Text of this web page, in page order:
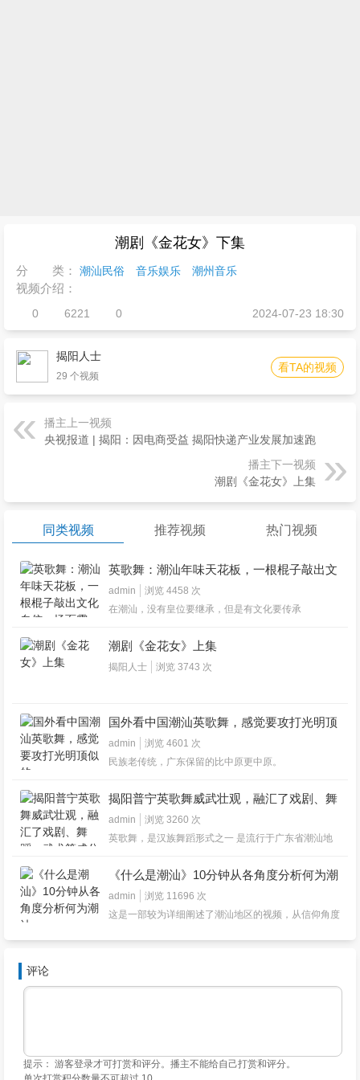
潮剧《金花女》下集
分 类： 潮汕民俗 音乐娱乐 潮州音乐
视频介绍：
0 6221 0 2024-07-23 18:30
揭阳人士
29 个视频
看TA的视频
播主上一视频
央视报道 | 揭阳：因电商受益 揭阳快递产业发展加速跑
播主下一视频
潮剧《金花女》上集
同类视频 推荐视频 热门视频
英歌舞：潮汕年味天花板，一根棍子敲出文
化自信，场面震撼！
admin
浏览 4458 次
在潮汕，没有皇位要继承，但是有文化要传承
潮剧《金花女》上集
揭阳人士 浏览 3743 次
国外看中国潮汕英歌舞，感觉要攻打光明顶
似的
admin
浏览 4601 次
民族老传统，广东保留的比中原更中原。
揭阳普宁英歌舞威武壮观，融汇了戏剧、舞
蹈、武术等成分
admin
浏览 3260 次
英歌舞，是汉族舞蹈形式之一 是流行于广东省潮汕地
一体的民间广场舞蹈。中国香港和泰国等地也流行。火
遍全球的英歌舞被群众亲切地称之为“中华战舞”或“中华
街舞”。 潮汕地区英歌舞集戏剧、舞蹈、武术于一体，
具有独特的步法、身法、槌法、阵法。既似土风，又似
礴、威武、强壮、豪迈的气势，给人以力与美的震撼。
的形象。通过人物造型、服饰道具、形体动态、音响节
有力，节奏强烈。舞后还有歌舞小戏，称“英歌后棚” 。
英歌舞作为一种民间艺术，其产生、发展、演变过程较
《什么是潮汕》10分钟从各角度分析何为潮
汕
admin
浏览 11696 次
这是一部较为详细阐述了潮汕地区的视频，从信仰角度
为什么？ 国潮的潮，是潮汕的潮。 什么才是真正的潮
评论
提示： 游客登录才可打赏和评分。播主不能给自己打赏和评分。